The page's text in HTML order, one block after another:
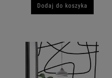
Dodaj do koszyka